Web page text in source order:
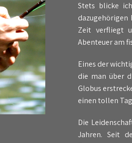
Stets blicke
Zeit verfliegt
Abenteuer am
Eines der
die man über
Globus
einen tollen
Die
Jahren. Seit